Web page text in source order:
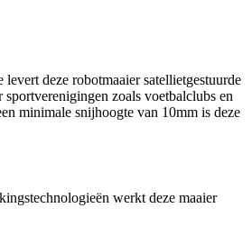
deze robotmaaier satellietgestuurde
zoals voetbalclubs en
minimale snijhoogte van 10mm is deze
werkt deze maaier